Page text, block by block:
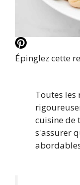
Épinglez cette
Toutes les
cuisine de
s'assurer